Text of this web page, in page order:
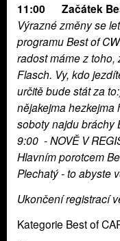
11:00 Začátek
Výrazné změny se
programu Best of
radost máme z toho,
Flasch. Vy, kdo
určitě bude stát za
nějakejma
soboty najdu bráchy
9:00 - NOVĚ V
Hlavním porotcem
Plechatý - to abyste
Ukončení registrací
Kategorie Best of